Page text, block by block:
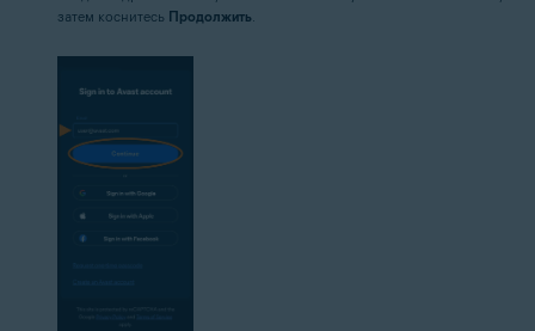
затем коснитесь Продолжить